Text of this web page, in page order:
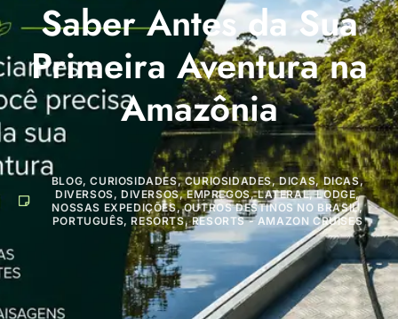
Saber Antes da Sua
Primeira Aventura na
Amazônia
BLOG,CURIOSIDADES,CURIOSIDADES,DICAS,DICAS,
DIVERSOS, DIVERSOS,EMPREGOS,LATERAL,LODGE,
NOSSAS EXPEDIÇÕES,OUTROS DESTINOS NO BRASIL,
PORTUGUÊS,RESORTS,RESORTS - AMAZON CRUISES